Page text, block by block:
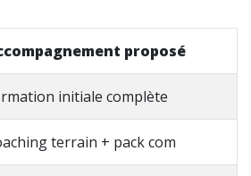
proposé
initiale complète
terrain + pack com